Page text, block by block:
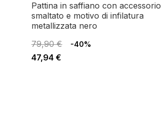
pattina in saffiano con accessorio
smaltato e motivo di infilatura
metallizzata nero
79,90 €
-40%
47,94 €